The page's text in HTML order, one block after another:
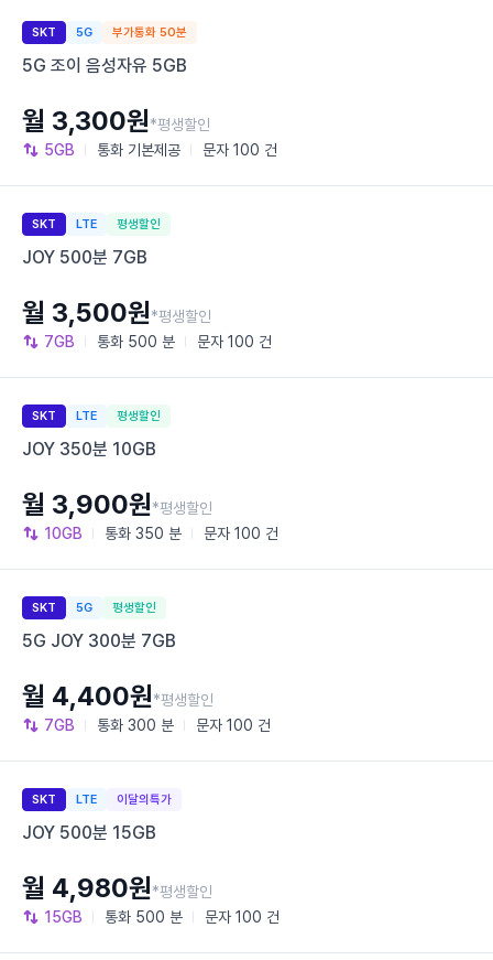
SKT 5G 부가통화 50분
5G 조이 음성자유 5GB
5GB 통화 기본제공 문자 100 건
월 3,300원*평생할인
SKT LTE 평생할인
JOY 500분 7GB
7GB 통화 500 분 문자 100 건
월 3,500원*평생할인
SKT LTE 평생할인
JOY 350분 10GB
10GB 통화 350 분 문자 100 건
월 3,900원*평생할인
SKT 5G 평생할인
5G JOY 300분 7GB
7GB 통화 300 분 문자 100 건
월 4,400원*평생할인
SKT LTE 이달의특가
JOY 500분 15GB
15GB 통화 500 분 문자 100 건
월 4,980원*평생할인